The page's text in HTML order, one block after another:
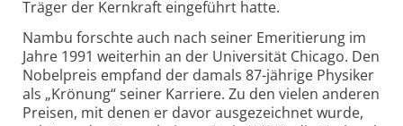
Träger der Kernkraft eingeführt hatte.
Nambu forschte auch nach seiner Emeritierung im
Jahre 1991 weiterhin an der Universität Chicago. Den
Nobelpreis empfand der damals 87-jährige Physiker
als „Krönung“ seiner Karriere. Zu den vielen anderen
Preisen, mit denen er davor ausgezeichnet wurde,